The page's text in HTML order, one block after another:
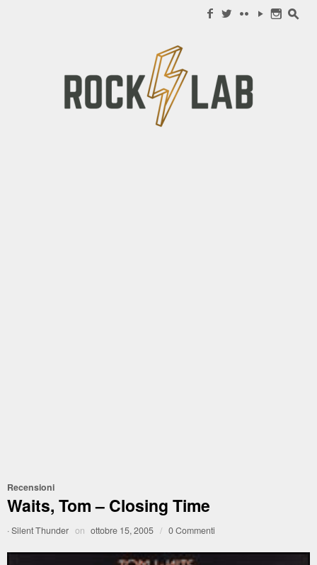
f w c y n s
Recensioni
Waits, Tom – Closing Time
·Silent Thunder on ottobre 15, 2005 / 0 Commenti